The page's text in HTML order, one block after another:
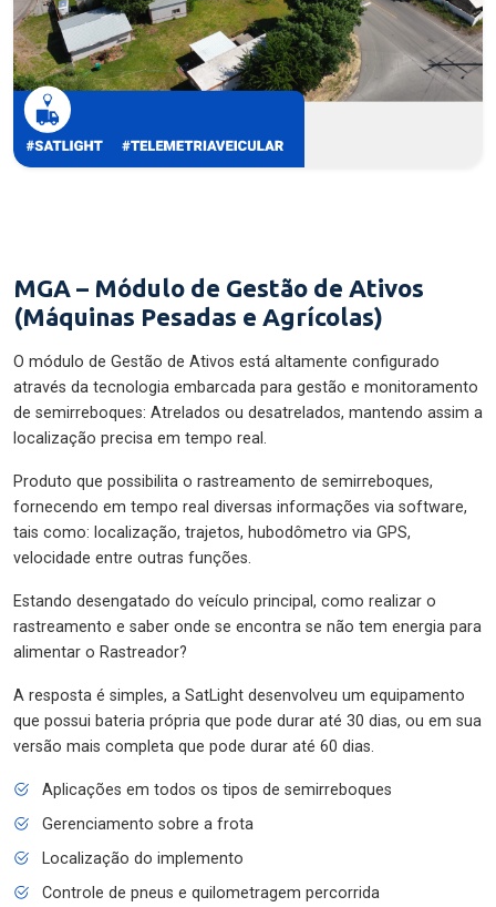
MGA – Módulo de Gestão de Ativos
(Máquinas Pesadas e Agrícolas)
O módulo de Gestão de Ativos está altamente configurado
através da tecnologia embarcada para gestão e monitoramento
de semirreboques: Atrelados ou desatrelados, mantendo assim a
localização precisa em tempo real.
Produto que possibilita o rastreamento de semirreboques,
fornecendo em tempo real diversas informações via software,
tais como: localização, trajetos, hubodômetro via GPS,
velocidade entre outras funções.
Estando desengatado do veículo principal, como realizar o
rastreamento e saber onde se encontra se não tem energia para
alimentar o Rastreador?
A resposta é simples, a SatLight desenvolveu um equipamento
que possui bateria própria que pode durar até 30 dias, ou em sua
versão mais completa que pode durar até 60 dias.
Aplicações em todos os tipos de semirreboques
Gerenciamento sobre a frota
Localização do implemento
Controle de pneus e quilometragem percorrida